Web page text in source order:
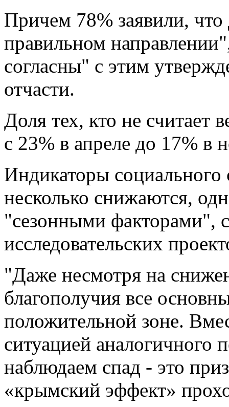
Причем 78% заявили, что
правильном
согласны" с этим
отчасти.
Доля тех, кто не считает
с 23% в апреле до 17% в
Индикаторы социального
несколько снижаются,
"сезонными факторами",
исследовательских
"Даже несмотря на
благополучия все
положительной зоне.
ситуацией аналогичного
наблюдаем спад - это
«крымский эффект»